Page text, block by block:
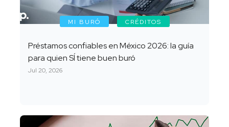
MI BURÓ CRÉDITOS
Préstamos confiables en México 2026: la guía
para quien SÍ tiene buen buró
Jul 20, 2026